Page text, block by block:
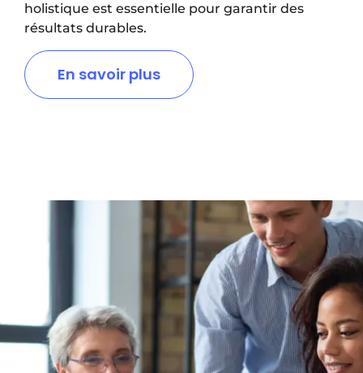
holistique est essentielle pour garantir des
résultats durables.
En savoir plus